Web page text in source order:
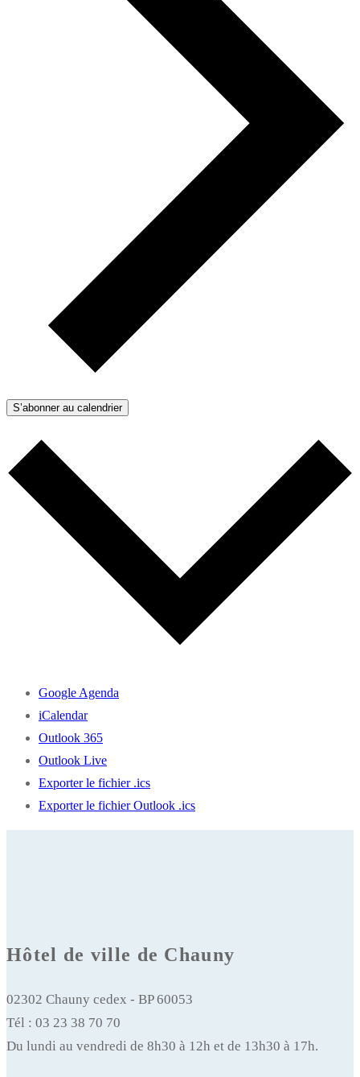
S’abonner au calendrier
Google Agenda
iCalendar
Outlook 365
Outlook Live
Exporter le fichier .ics
Exporter le fichier Outlook .ics
Hôtel de ville de Chauny
02302 Chauny cedex - BP 60053
Tél : 03 23 38 70 70
Du lundi au vendredi de 8h30 à 12h et de 13h30 à 17h.